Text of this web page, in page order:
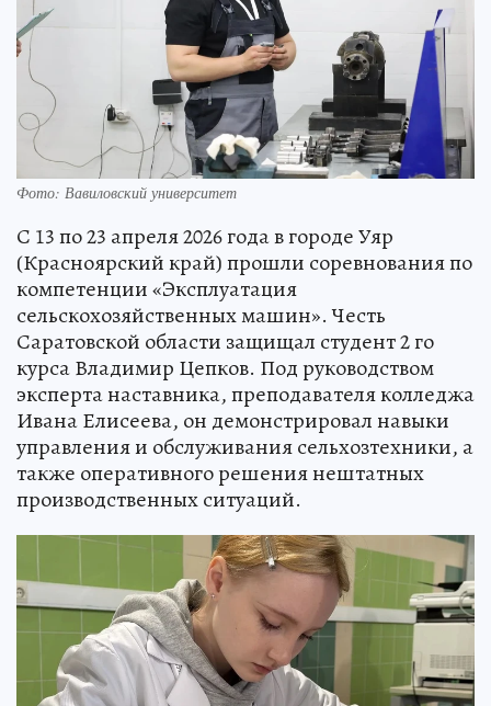
Фото: Вавиловский университет
С 13 по 23 апреля 2026 года в городе Уяр
(Красноярский край) прошли соревнования по
компетенции «Эксплуатация
сельскохозяйственных машин». Честь
Саратовской области защищал студент 2 го
курса Владимир Цепков. Под руководством
эксперта наставника, преподавателя колледжа
Ивана Елисеева, он демонстрировал навыки
управления и обслуживания сельхозтехники, а
также оперативного решения нештатных
производственных ситуаций.